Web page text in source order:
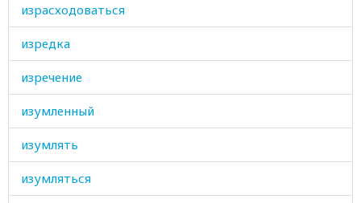
израсходоваться
изредка
изречение
изумленный
изумлять
изумляться